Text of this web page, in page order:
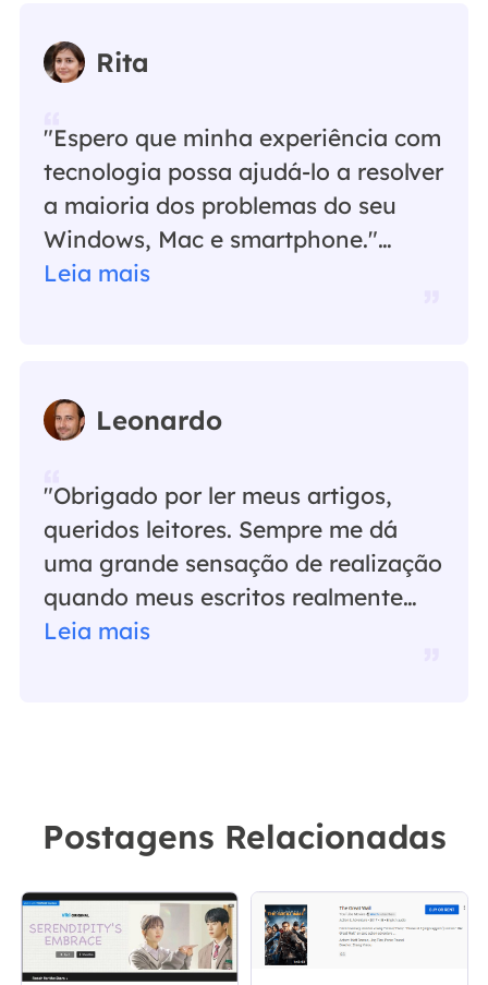
Rita
"Espero que minha experiência com
tecnologia possa ajudá-lo a resolver
a maioria dos problemas do seu
Windows, Mac e smartphone."…
Leia mais
Leonardo
"Obrigado por ler meus artigos,
queridos leitores. Sempre me dá
uma grande sensação de realização
quando meus escritos realmente
ajudam. Espero que gostem de sua
Leia mais
Postagens Relacionadas